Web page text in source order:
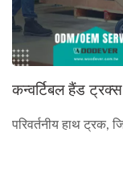
कन्वर्टिबल हैंड ट्रक्स
परिवर्तनीय हाथ ट्रक,